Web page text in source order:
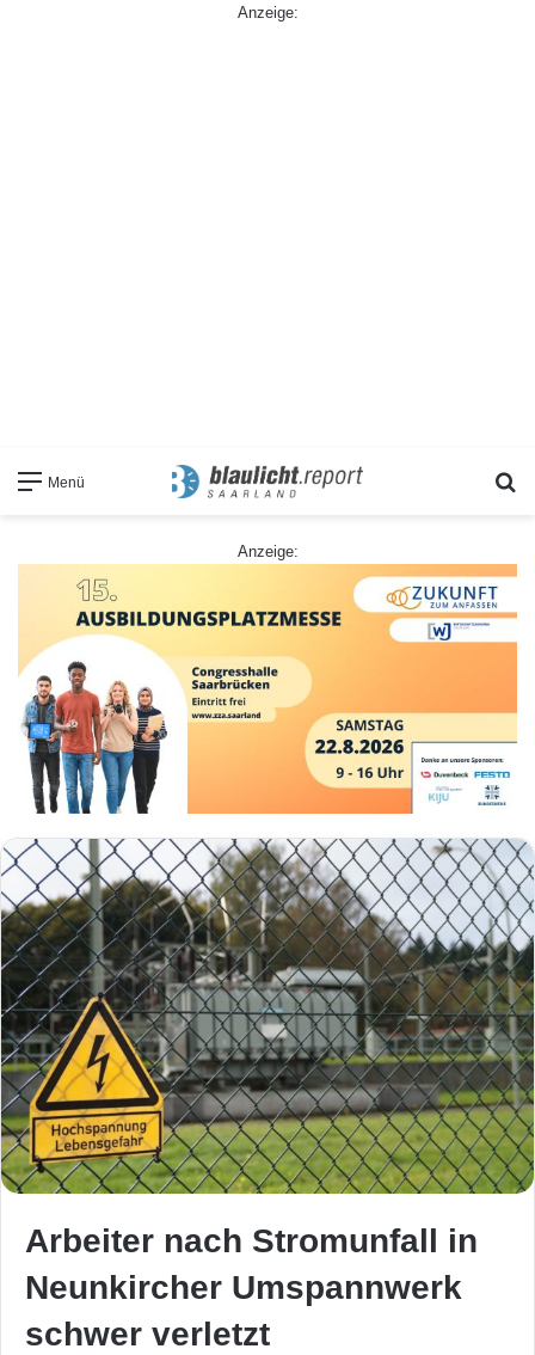
Anzeige:
Menü
Anzeige:
Arbeiter nach Stromunfall in
Neunkircher Umspannwerk
schwer verletzt